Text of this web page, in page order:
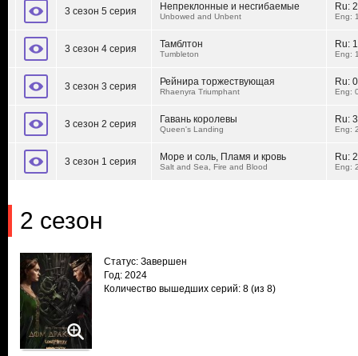
3 сезон 5 серия Непреклонные и несгибаемые
Unbowed and Unbent
Ru:
Eng:
3 сезон 4 серия Тамблтон
Tumbleton
Ru:
Eng:
3 сезон 3 серия Рейнира торжествующая
Rhaenyra Triumphant
Ru:
Eng:
3 сезон 2 серия Гавань королевы
Queen's Landing
Ru:
Eng:
3 сезон 1 серия Море и соль, Пламя и кровь
Salt and Sea, Fire and Blood
Ru:
Eng:
2 сезон
Статус: Завершен
Год: 2024
Количество вышедших серий: 8 (из 8)